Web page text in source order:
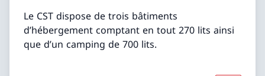
Le CST dispose de trois bâtiments
d’hébergement comptant en tout 270 lits ainsi
que d’un camping de 700 lits.